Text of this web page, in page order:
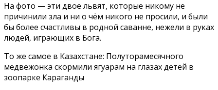
На фото — эти двое львят, которые никому не
причинили зла и ни о чём никого не просили, и были
бы более счастливы в родной саванне, нежели в руках
людей, играющих в Бога.
То же самое в Казахстане: Полуторамесячного
медвежонка скормили ягуарам на глазах детей в
зоопарке Караганды